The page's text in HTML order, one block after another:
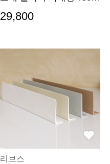
29,800
리브스